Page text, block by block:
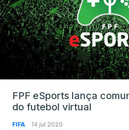
FPF eSports lança
do futebol virtual
FIFA 14 jul 2020